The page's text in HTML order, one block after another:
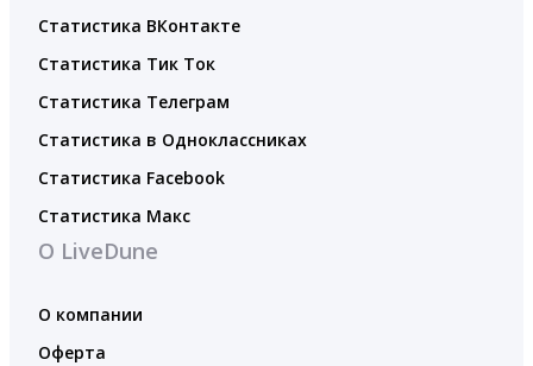
Статистика ВКонтакте
Статистика Тик Ток
Статистика Телеграм
Статистика в Одноклассниках
Статистика Facebook
Статистика Макс
О LiveDune
О компании
Оферта